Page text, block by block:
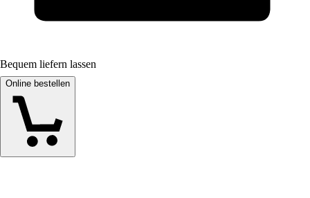
Bequem liefern lassen
Online bestellen